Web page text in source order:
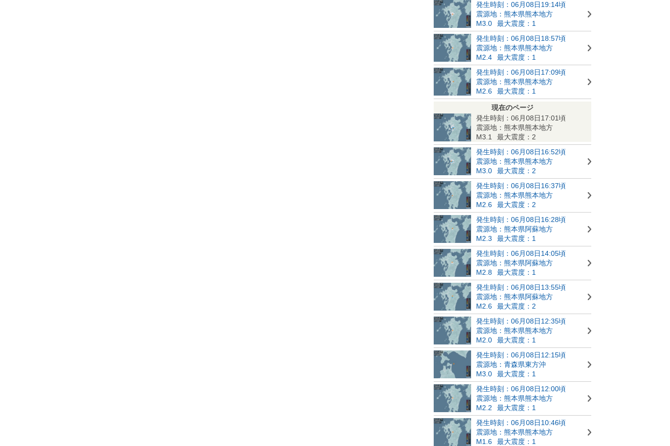
発生時刻：06月08日19:14頃
震源地：熊本県熊本地方
M3.0
最大震度：1
発生時刻：06月08日18:57頃
震源地：熊本県熊本地方
M2.4
最大震度：1
発生時刻：06月08日17:09頃
震源地：熊本県熊本地方
M2.6
最大震度：1
現在のページ
発生時刻：06月08日17:01頃
震源地：熊本県熊本地方
M3.1
最大震度：2
発生時刻：06月08日16:52頃
震源地：熊本県熊本地方
M3.0
最大震度：2
発生時刻：06月08日16:37頃
震源地：熊本県熊本地方
M2.6
最大震度：2
発生時刻：06月08日16:28頃
震源地：熊本県阿蘇地方
M2.3
最大震度：1
発生時刻：06月08日14:05頃
震源地：熊本県阿蘇地方
M2.8
最大震度：1
発生時刻：06月08日13:55頃
震源地：熊本県阿蘇地方
M2.6
最大震度：2
発生時刻：06月08日12:35頃
震源地：熊本県熊本地方
M2.0
最大震度：1
発生時刻：06月08日12:15頃
震源地：青森県東方沖
M3.0
最大震度：1
発生時刻：06月08日12:00頃
震源地：熊本県熊本地方
M2.2
最大震度：1
発生時刻：06月08日10:46頃
震源地：熊本県熊本地方
M1.6
最大震度：1